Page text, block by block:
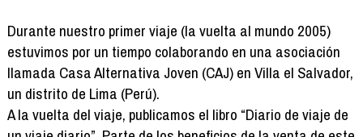
Durante nuestro primer viaje (la vuelta al mundo 2005)
estuvimos por un tiempo colaborando en una asociación
llamada Casa Alternativa Joven (CAJ) en Villa el Salvador,
un distrito de Lima (Perú).
A la vuelta del viaje, publicamos el libro “Diario de viaje de